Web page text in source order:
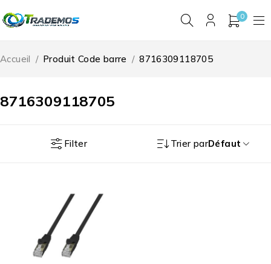
0
8716309118705
Accueil / Produit Code barre / 8716309118705
Filter Trier parDéfaut